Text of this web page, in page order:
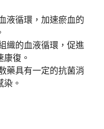
液循環，加速瘀血的
織的血液循環，促進
復。
藥具有一定的抗菌消
。